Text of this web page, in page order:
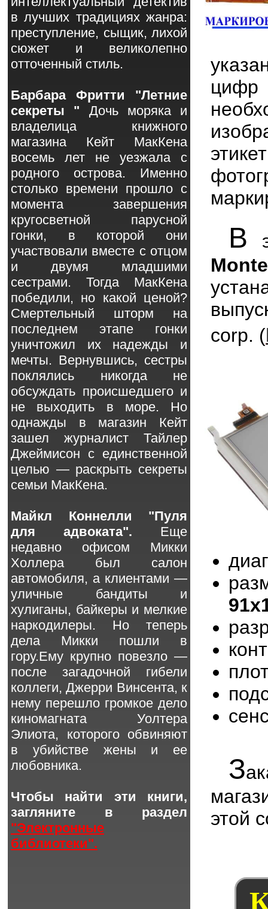
цифр
В
corp. (
З
этой
в лучших традициях жанра:
преступление, сыщик, лихой
сюжет и великолепно
отточенный стиль.
Барбара Фритти "Летние
секреты " Дочь моряка и
владелица книжного
магазина Кейт МакКена
восемь лет не уезжала с
родного острова. Именно
столько времени прошло с
момента завершения
кругосветной парусной
гонки, в которой они
участвовали вместе с отцом
и двумя младшими
сестрами. Тогда МакКена
победили, но какой ценой?
Смертельный шторм на
последнем этапе гонки
уничтожил их надежды и
мечты. Вернувшись, сестры
поклялись никогда не
обсуждать происшедшего и
не выходить в море. Но
однажды в магазин Кейт
зашел журналист Тайлер
Джеймисон с единственной
целью — раскрыть секреты
семьи МакКена.
Майкл Коннелли "Пуля
для адвоката". Еще
недавно офисом Микки
Холлера был салон
автомобиля, а клиентами —
уличные бандиты и
хулиганы, байкеры и мелкие
наркодилеры. Но теперь
дела Микки пошли в
гору.Ему крупно повезло —
после загадочной гибели
коллеги, Джерри Винсента, к
нему перешло громкое дело
киномагната Уолтера
Элиота, которого обвиняют
в убийстве жены и ее
любовника.
Чтобы найти эти книги,
загляните в раздел
"Электронные
библиотеки".